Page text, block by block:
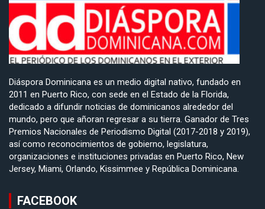
Diáspora Dominicana es un medio digital nativo, fundado en
2011 en Puerto Rico, con sede en el Estado de la Florida,
dedicado a difundir noticias de dominicanos alrededor del
mundo, pero que añoran regresar a su tierra. Ganador de Tres
Premios Nacionales de Periodismo Digital (2017-2018 y 2019),
así como reconocimientos de gobierno, legislatura,
organizaciones e instituciones privadas en Puerto Rico, New
Jersey, Miami, Orlando, Kissimmee y República Dominicana.
FACEBOOK